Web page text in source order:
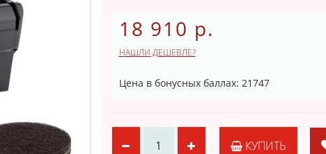
18 910 р.
НАШЛИ ДЕШЕВЛЕ?
Цена в бонусных баллах: 21747
КУПИТЬ